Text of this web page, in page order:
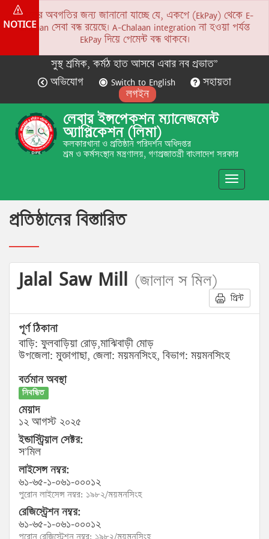
NOTICE
সকলের অবগতির জন্য জানানো যাচ্ছে যে, একপে (EkPay) থেকে E-
Chalaan সেবা বন্ধ রয়েছে। A-Chalaan integration না হওয়া পর্যন্ত
EkPay দিয়ে পেমেন্ট বন্ধ থাকবে।
সুস্থ শ্রমিক, কর্মঠ হাত আসবে এবার নব প্রভাত”
অভিযোগ
Switch to English
সহায়তা
লগইন
লেবার ইন্সপেকশন ম্যানেজমেন্ট
অ্যাপ্লিকেশন (লিমা)
কলকারখানা ও প্রতিষ্ঠান পরিদর্শন অধিদপ্তর
শ্রম ও কর্মসংস্থান মন্ত্রণালয়, গণপ্রজাতন্ত্রী বাংলাদেশ সরকার
Toggle
প্রতিষ্ঠানের বিস্তারিত
Jalal Saw Mill (জালাল স মিল)
প্রিন্ট
পূর্ণ ঠিকানা
বাড়ি: ফুলবাড়িয়া রোড়,মাঝিবাড়ী মোড়
উপজেলা: মুক্তাগাছা, জেলা: ময়মনসিংহ, বিভাগ: ময়মনসিংহ
বর্তমান অবস্থা
নিবন্ধিত
মেয়াদ
১২ আগস্ট ২০২৫
ইন্ডাস্ট্রিয়াল সেক্টর:
স’মিল
লাইসেন্স নম্বর:
৬১-৬৫-১-০৬১-০০০১২
পুরোন লাইসেন্স নম্বর: ১৯৮২/ময়মনসিংহ
রেজিস্ট্রেশন নম্বর:
৬১-৬৫-১-০৬১-০০০১২
পুরোন রেজিস্ট্রেশন নম্বর: ১৯৮২/ময়মনসিংহ